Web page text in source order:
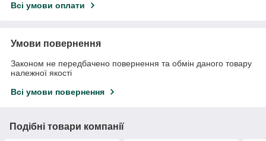
Всі умови оплати
Умови повернення
Законом не передбачено повернення та обмін даного товару
належної якості
Всі умови повернення
Подібні товари компанії